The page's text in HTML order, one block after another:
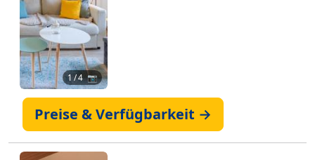
1/ 4 📷
Preise & Verfügbarkeit →